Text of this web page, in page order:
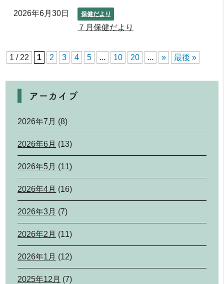
2026年6月30日 保健だより
７月保健だより
1 / 22 1 2 3 4 5 ... 10 20 ... » 最後 »
アーカイブ
2026年7月 (8)
2026年6月 (13)
2026年5月 (11)
2026年4月 (16)
2026年3月 (7)
2026年2月 (11)
2026年1月 (12)
2025年12月 (7)